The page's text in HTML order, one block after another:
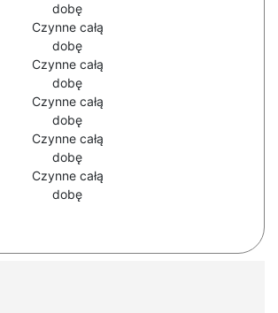
dobę
Czynne całą
dobę
Czynne całą
dobę
Czynne całą
dobę
Czynne całą
dobę
Czynne całą
dobę